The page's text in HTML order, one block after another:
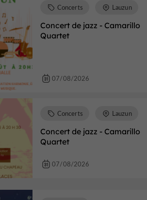
Concert de jazz - Camarillo
Quartet
Concerts Lauzun
07/08/2026
Concert de jazz - Camarillo
Quartet
Concerts Lauzun
07/08/2026